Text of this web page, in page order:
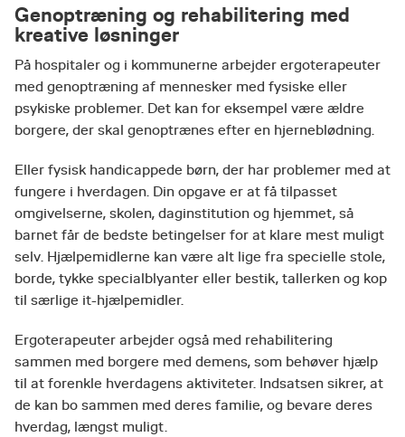
Genoptræning og rehabilitering med
kreative løsninger
På hospitaler og i kommunerne arbejder ergoterapeuter
med genoptræning af mennesker med fysiske eller
psykiske problemer. Det kan for eksempel være ældre
borgere, der skal genoptrænes efter en hjerneblødning.
Eller fysisk handicappede børn, der har problemer med at
fungere i hverdagen. Din opgave er at få tilpasset
omgivelserne, skolen, daginstitution og hjemmet, så
barnet får de bedste betingelser for at klare mest muligt
selv. Hjælpemidlerne kan være alt lige fra specielle stole,
borde, tykke specialblyanter eller bestik, tallerken og kop
til særlige it-hjælpemidler.
Ergoterapeuter arbejder også med rehabilitering
sammen med borgere med demens, som behøver hjælp
til at forenkle hverdagens aktiviteter. Indsatsen sikrer, at
de kan bo sammen med deres familie, og bevare deres
hverdag, længst muligt.